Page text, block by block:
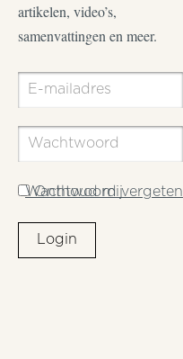
artikelen, video’s,
samenvattingen en meer.
Wachtwoord vergeten
Onthoud mij
Login